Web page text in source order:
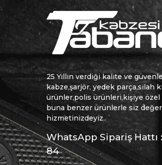
25 Yıllın verdiği kalite ve
kabze,şarjör, yedek parça,silah
ürünler,polis ürünleri,kişiye özel
buna benzer ürünlerle siz
hizmetinizdeyiz..
WhatsApp Sipariş Hattı
84